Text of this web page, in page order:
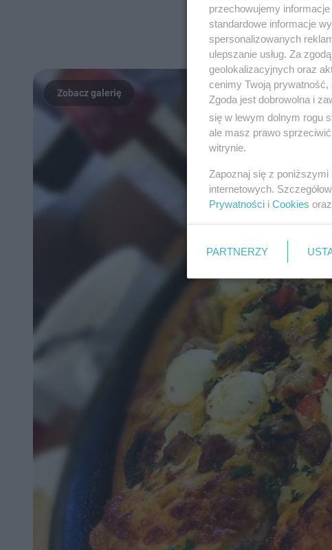
przechowujemy
standardowe informacje
spersonalizowanych
ulepszanie usług. Za
geolokalizacyjnych oraz
cenimy Twoją prywatność,
Zgoda jest dobrowolna i
się w lewym dolnym rogu
ale masz prawo
witrynie.
Zapoznaj się z
internetowych.
Prywatności i Cookies
PARTNERZY